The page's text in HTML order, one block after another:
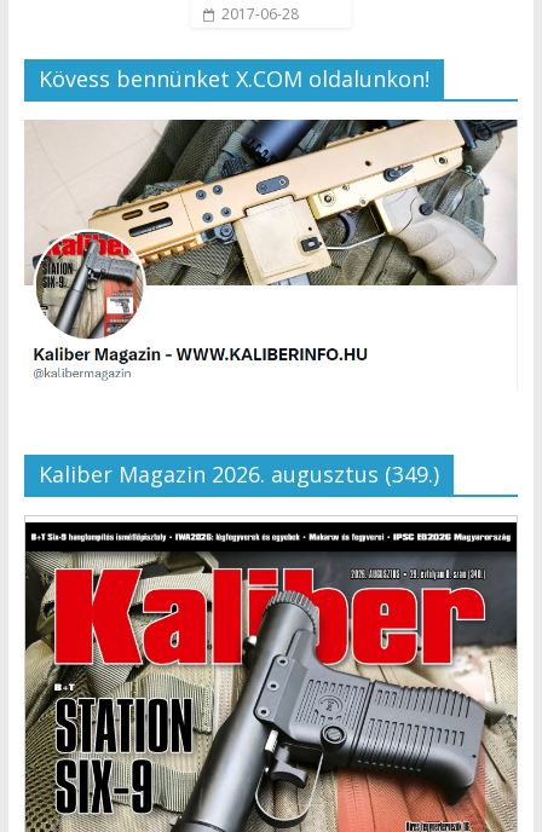
2017-06-28
Kövess bennünket X.COM oldalunkon!
Kaliber Magazin 2026. augusztus (349.)